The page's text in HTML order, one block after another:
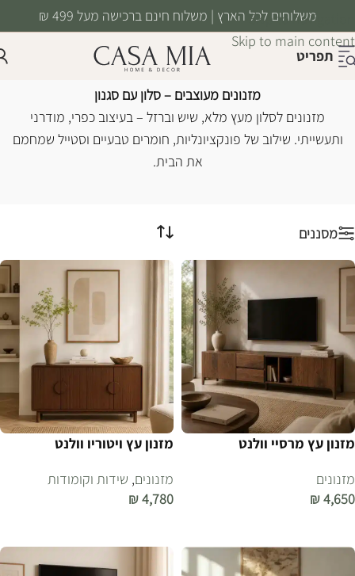
Skip to navigation
Skip to main content
משלוחים לכל הארץ | משלוח חינם ברכישה מעל 499 ₪
תפריט
מזנונים רהיטים/רהיטים לסלון/ מזנונים
מזנונים מעוצבים – סלון עם סגנון
מזנונים לסלון מעץ מלא, שיש וברזל – בעיצוב כפרי, מודרני
ותעשייתי. שילוב של פונקציונליות, חומרים טבעיים וסטייל שמחמם
את הבית.
מסננים
מזנון עץ מרסיי וולנט
מזנונים
₪4,650
מזנון עץ ויטוריו וולנט
מזנונים, שידות וקומודות
₪4,780